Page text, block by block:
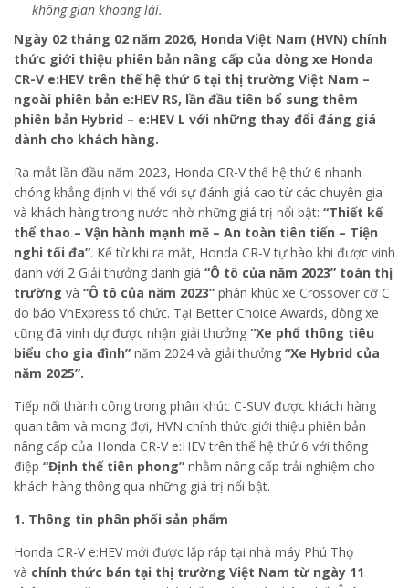
không gian khoang lái.
Ngày 02 tháng 02 năm 2026, Honda Việt Nam (HVN) chính
thức giới thiệu phiên bản nâng cấp của dòng xe Honda
CR-V e:HEV trên thế hệ thứ 6 tại thị trường Việt Nam –
ngoài phiên bản e:HEV RS, lần đầu tiên bổ sung thêm
phiên bản Hybrid – e:HEV L với những thay đổi đáng giá
dành cho khách hàng.
Ra mắt lần đầu năm 2023, Honda CR-V thế hệ thứ 6 nhanh
chóng khẳng định vị thế với sự đánh giá cao từ các chuyên gia
và khách hàng trong nước nhờ những giá trị nổi bật: “Thiết kế
thể thao – Vận hành mạnh mẽ – An toàn tiên tiến – Tiện
nghi tối đa”. Kể từ khi ra mắt, Honda CR-V tự hào khi được vinh
danh với 2 Giải thưởng danh giá “Ô tô của năm 2023” toàn thị
trường và “Ô tô của năm 2023” phân khúc xe Crossover cỡ C
do báo VnExpress tổ chức. Tại Better Choice Awards, dòng xe
cũng đã vinh dự được nhận giải thưởng “Xe phổ thông tiêu
biểu cho gia đình” năm 2024 và giải thưởng “Xe Hybrid của
năm 2025”.
Tiếp nối thành công trong phân khúc C-SUV được khách hàng
quan tâm và mong đợi, HVN chính thức giới thiệu phiên bản
nâng cấp của Honda CR-V e:HEV trên thế hệ thứ 6 với thông
điệp “Định thế tiên phong” nhằm nâng cấp trải nghiệm cho
khách hàng thông qua những giá trị nổi bật.
1. Thông tin phân phối sản phẩm
Honda CR-V e:HEV mới được lắp ráp tại nhà máy Phú Thọ
và chính thức bán tại thị trường Việt Nam từ ngày 11